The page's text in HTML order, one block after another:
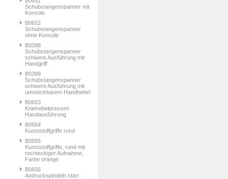
Schubstangenspanner mit
Konsole
B0652
Schubstangenspanner
ohne Konsole
B0398
Schubstangenspanner
schwere Ausführung mit
Handgriff
B0399
Schubstangenspanner
schwere Ausführung mit
umsteckbarem Handhebel
B0653
Kniehebelpressen
Handausführung
B0654
Kunststoffgriffe rund
B0655
Kunststoffgriffe, rund mit
rechteckiger Aufnahme,
Farbe orange
B0656
Andruckspindeln starr